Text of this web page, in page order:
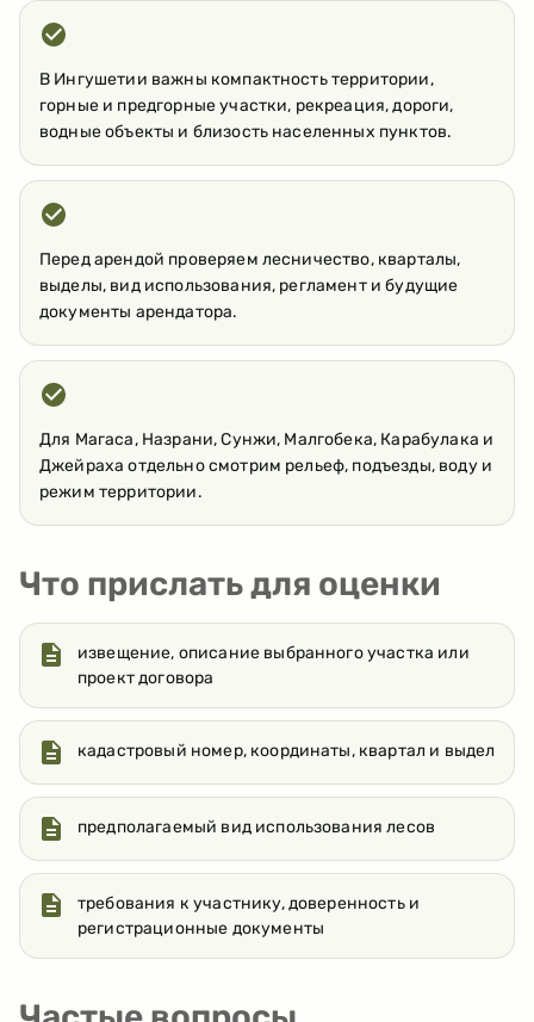
В Ингушетии важны компактность территории,
горные и предгорные участки, рекреация, дороги,
водные объекты и близость населенных пунктов.
Перед арендой проверяем лесничество, кварталы,
выделы, вид использования, регламент и будущие
документы арендатора.
Для Магаса, Назрани, Сунжи, Малгобека, Карабулака и
Джейраха отдельно смотрим рельеф, подъезды, воду и
режим территории.
Что прислать для оценки
извещение, описание выбранного участка или
проект договора
кадастровый номер, координаты, квартал и выдел
предполагаемый вид использования лесов
требования к участнику, доверенность и
регистрационные документы